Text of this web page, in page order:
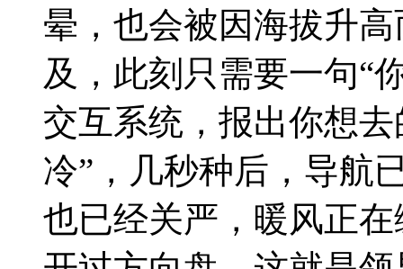
晕，也会被因海拔升
及，此刻只需要一句“
交互系统，报出你想
冷”，几秒种后，导航
也已经关严，暖风正